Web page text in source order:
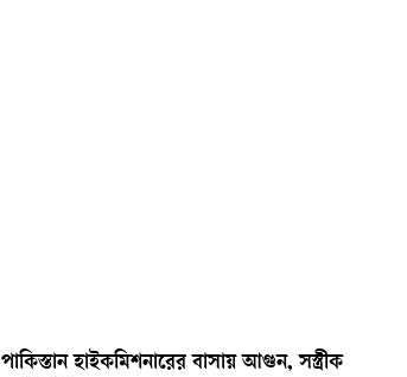
পাকিস্তান হাইকমিশনারের বাসায় আগুন, সস্ত্রীক